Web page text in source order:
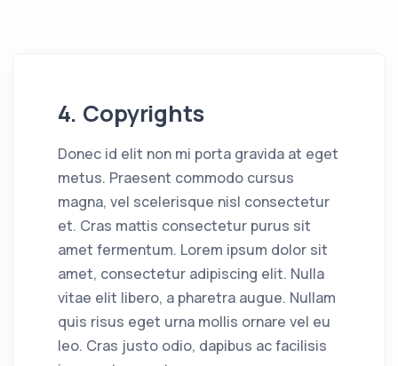
4. Copyrights
Donec id elit non mi porta gravida at eget
metus. Praesent commodo cursus
magna, vel scelerisque nisl consectetur
et. Cras mattis consectetur purus sit
amet fermentum. Lorem ipsum dolor sit
amet, consectetur adipiscing elit. Nulla
vitae elit libero, a pharetra augue. Nullam
quis risus eget urna mollis ornare vel eu
leo. Cras justo odio, dapibus ac facilisis